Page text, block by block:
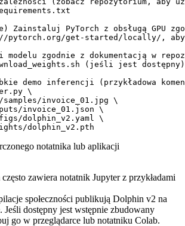
Zainstaluj PyTorch z obsługą GPU
pytorch.org/get-started/locally/, aby
modelu zgodnie z dokumentacją w
(jeśli jest
demo inferencji (przykładowa
\
invoice_01.jpg \
invoice_01.json \
dolphin_v2.yaml \
notatnika lub aplikacji
zawiera notatnik Jupyter z przykładami
społeczności publikują Dolphin v2 na
Jeśli dostępny jest wstępnie zbudowany
go w przeglądarce lub notatniku Colab.